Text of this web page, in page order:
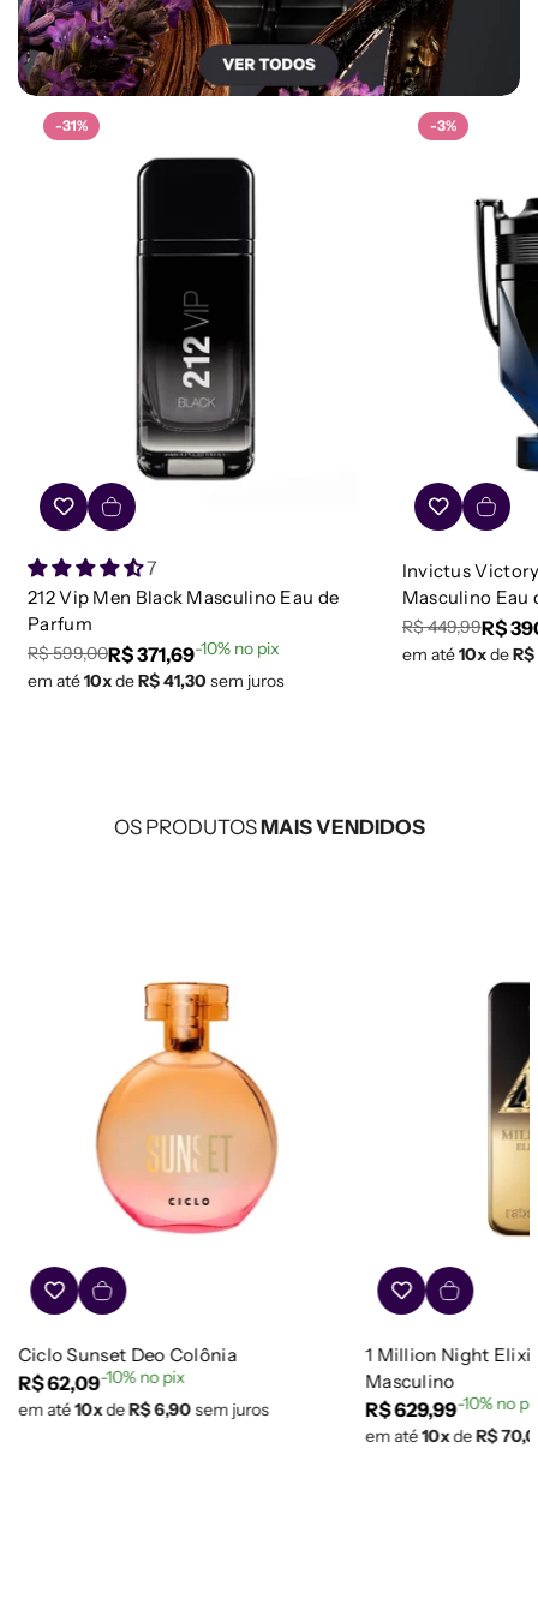
-31%
7
212 Vip Men Black Masculino Eau de
Parfum
Preço
regular
R$ 599,00
Preço
de
R$ 371,69-10% no pix
em até10xdeR$ 41,30 sem juros
-3%
Invictus
Masculino Eau
Preço
regular
R$ 449,99
Preço
de
R$
em até10xde
OS PRODUTOSMAIS VENDIDOS
Ciclo Sunset Deo Colônia
Preço
regular
R$ 62,09-10% no pix
em até10xdeR$ 6,90sem juros
1 Million Night
Masculino
Preço
regular
R$ 629,99-10% no
em até10xdeR$
Confirm your age
Are you 18 years old or older?
No, I'm not